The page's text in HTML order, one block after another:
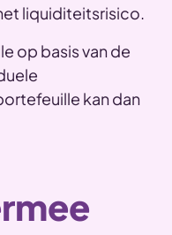
liquiditeitsrisico.
op basis van de
kan dan